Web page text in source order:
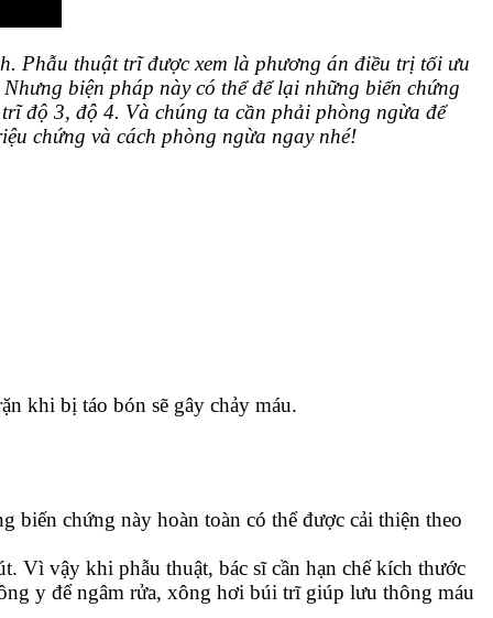
Phẫu thuật trĩ được xem là phương án điều trị tối ưu
Nhưng biện pháp này có thể để lại những biến chứng
độ 3, độ 4. Và chúng ta cần phải phòng ngừa để
chứng và cách phòng ngừa ngay nhé!
khi bị táo bón sẽ gây chảy máu.
biến chứng này hoàn toàn có thể được cải thiện theo
Vì vậy khi phẫu thuật, bác sĩ cần hạn chế kích thước
y để ngâm rửa, xông hơi búi trĩ giúp lưu thông máu